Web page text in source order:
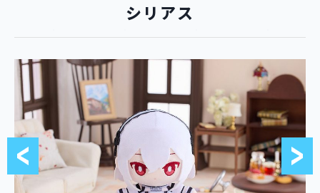
SolarainGoods
HoneyHoney
メカニカルパルス
シリアス